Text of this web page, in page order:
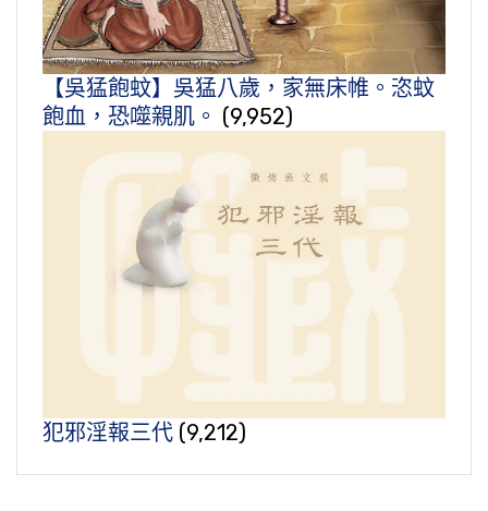
【吳猛飽蚊】吳猛八歲，家無床帷。恣蚊
飽血，恐噬親肌。 (9,952)
犯邪淫報三代 (9,212)